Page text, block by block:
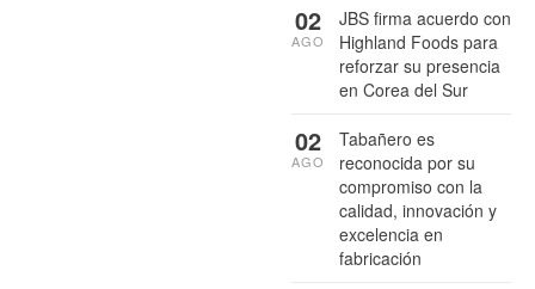
JBS firma acuerdo con
Highland Foods para
reforzar su presencia
en Corea del Sur
02
AGO
Tabañero es
reconocida por su
compromiso con la
calidad, innovación y
excelencia en
fabricación
02
AGO